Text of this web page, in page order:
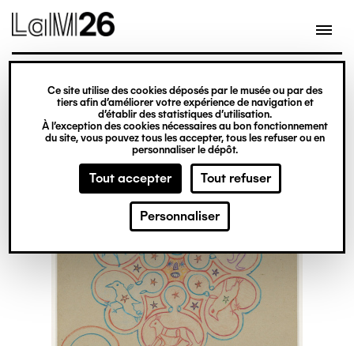
Gestion des cookies
Ce site utilise des cookies déposés par le musée ou par des
tiers afin d’améliorer votre expérience de navigation et
d’établir des statistiques d’utilisation.
À l’exception des cookies nécessaires au bon fonctionnement
du site, vous pouvez tous les accepter, tous les refuser ou en
personnaliser le dépôt.
Tout accepter Tout refuser
Personnaliser
contenu